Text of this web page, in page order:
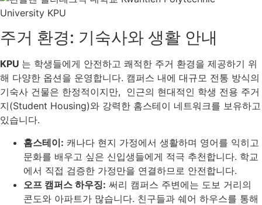
주거 환경: 기숙사와 생활 안내
KPU 는 학생들에게 안전하고 쾌적한 주거 환경을 제공하기 위
해 다양한 옵션을 운영합니다. 캠퍼스 내에 대규모 전통 방식의
기숙사 건물은 한정적이지만, 인근의 현대적인 학생 전용 주거
지(Student Housing)와 강력한 홈스테이 네트워크를 보유하고
있습니다.
홈스테이: 캐나다 현지 가정에서 생활하며 영어를 익히고
문화를 배우고 싶은 신입생들에게 적극 추천합니다. 학교
에서 직접 검증한 가정만을 연결하므로 안전합니다.
오프 캠퍼스 하우징: 써리 캠퍼스 주변에는 도보 거리의
콘도와 아파트가 많습니다. 친구들과 쉐어 하우스를 통해